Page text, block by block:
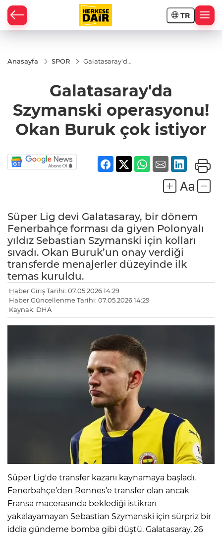
TR
Anasayfa SPOR
Galatasaray'da
Okan Buruk
çok istiyor
Galatasaray'da
Szymanski operasyonu!
Okan Buruk çok istiyor
Süper Lig devi Galatasaray, bir dönem
Fenerbahçe forması da giyen Polonyalı
yıldız Sebastian Szymanski için kolları
sıvadı. Okan Buruk’un onay verdiği
transferde menajerler düzeyinde ilk
temas kuruldu.
Haber Giriş Tarihi: 07.05.2026 14:29
Haber Güncellenme Tarihi: 07.05.2026 14:29
Kaynak: DHA
Süper Lig'de transfer kazanı kaynamaya başladı.
Fenerbahçe’den Rennes’e transfer olan ancak
Fransa macerasında beklediği istikrarı
yakalayamayan Sebastian Szymanski için sürpriz bir
iddia gündeme bomba gibi düştü. Galatasaray, 26